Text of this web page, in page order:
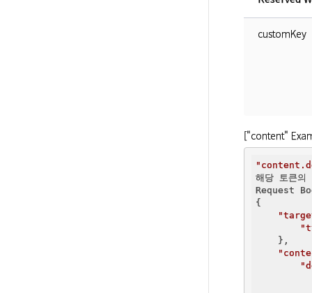
customKey
["content"
해당 토큰의
Request
{
    },